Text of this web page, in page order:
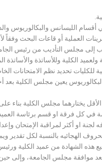
أقسام الليسانس والبكالوريوس
العملية أو قاعات البحث وفقاً
إلى مجلس التأديب من رئيس
الكلية وللأساتذة والأساتذة
للكليات تحديد نظم الامتحانات
البكالوريوس يعين مجلس الكلية
يختارهما مجلس الكلية بناء
في كل فرقة او قسم برئاسة
او أكثر لمراقبة الإمتحان وإعداد
الهجائيه بالنسبة لكل تقدير
هذه الشهادة من عميد الكلية
موافقة مجلس الجامعة، وإلى